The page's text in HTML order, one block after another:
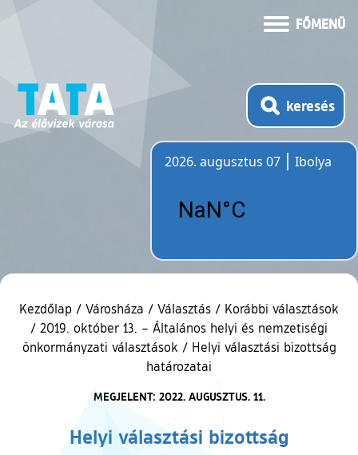
FŐMENÜ
keresés
2026. augusztus 07
Ibolya
Kezdőlap / Városháza / Választás / Korábbi választások
/ 2019. október 13. – Általános helyi és nemzetiségi
önkormányzati választások / Helyi választási bizottság
határozatai
MEGJELENT: 2022. AUGUSZTUS. 11.
Helyi választási bizottság